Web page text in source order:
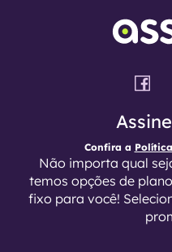
Confira a
Não importa qual
temos opções de
fixo para você!